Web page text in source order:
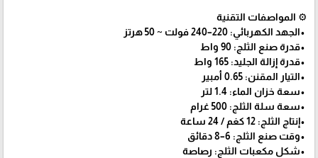
⚙️ المواصفات التقنية
•الجهد الكهربائي: 220–240 فولت ~ 50 هرتز
•قدرة صنع الثلج: 90 واط
•قدرة إزالة الجليد: 165 واط
•التيار المقنن: 0.65 أمبير
•سعة خزان الماء: 1.4 لتر
•سعة سلة الثلج: 500 غرام
•إنتاج الثلج: 12 كغم / 24 ساعة
•وقت صنع الثلج: 6–8 دقائق
•شكل مكعبات الثلج: رصاصة